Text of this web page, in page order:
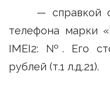
— справкой
телефона марки
IMEI2: №. Его
рублей (т.1 л.д.21).